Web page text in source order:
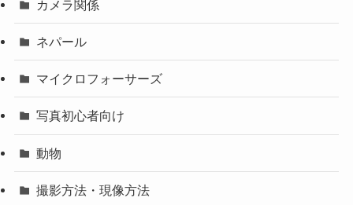
カメラ関係
ネパール
マイクロフォーサーズ
写真初心者向け
動物
撮影方法・現像方法